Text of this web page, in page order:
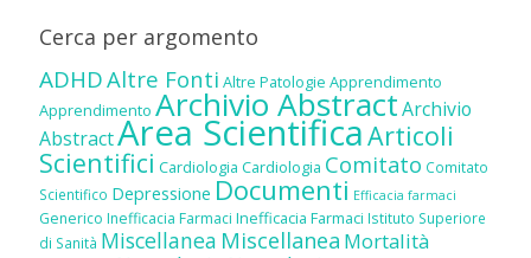
Cerca per argomento
ADHDAltre Fonti Altre Patologie Apprendimento
Apprendimento Archivio AbstractArchivio
AbstractArea ScientificaArticoli
Scientifici Cardiologia Cardiologia Comitato Comitato
Scientifico Depressione Documenti Efficacia farmaci
Generico Inefficacia Farmaci Inefficacia Farmaci Istituto Superiore
di Sanità Miscellanea Miscellanea Mortalità